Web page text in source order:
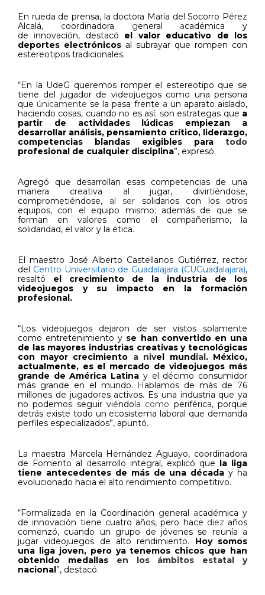
En rueda de prensa, la doctora María del Socorro Pérez
Alcalá, coordinadora general académica y
de innovación, destacó el valor educativo de los
deportes electrónicos al subrayar que rompen con
estereotipos tradicionales.
“En la UdeG queremos romper el estereotipo que se
tiene del jugador de videojuegos como una persona
que únicamente se la pasa frente a un aparato aislado,
haciendo cosas, cuando no es así; son estrategas que a
partir de actividades lúdicas empiezan a
desarrollar análisis, pensamiento crítico, liderazgo,
competencias blandas exigibles para todo
profesional de cualquier disciplina”, expresó.
Agregó que desarrollan esas competencias de una
manera creativa al jugar, divirtiéndose,
comprometiéndose, al ser solidarios con los otros
equipos, con el equipo mismo; además de que se
forman en valores como el compañerismo, la
solidaridad, el valor y la ética.
El maestro José Alberto Castellanos Gutiérrez, rector
del Centro Universitario de Guadalajara (CUGuadalajara),
resaltó el crecimiento de la industria de los
videojuegos y su impacto en la formación
profesional.
“Los videojuegos dejaron de ser vistos solamente
como entretenimiento y se han convertido en una
de las mayores industrias creativas y tecnológicas
con mayor crecimiento a nivel mundial. México,
actualmente, es el mercado de videojuegos más
grande de América Latina y el décimo consumidor
más grande en el mundo. Hablamos de más de 76
millones de jugadores activos. Es una industria que ya
no podemos seguir viéndola como periférica, porque
detrás existe todo un ecosistema laboral que demanda
perfiles especializados”, apuntó.
La maestra Marcela Hernández Aguayo, coordinadora
de Fomento al desarrollo integral, explicó que la liga
tiene antecedentes de más de una década y ha
evolucionado hacia el alto rendimiento competitivo.
“Formalizada en la Coordinación general académica y
de innovación tiene cuatro años, pero hace diez años
comenzó, cuando un grupo de jóvenes se reunía a
jugar videojuegos de alto rendimiento. Hoy somos
una liga joven, pero ya tenemos chicos que han
obtenido medallas en los ámbitos estatal y
nacional”, destacó.